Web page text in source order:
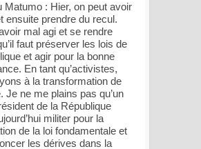
Matumo : Hier, on peut avoir
ensuite prendre du recul.
mal agi et se rendre
faut préserver les lois de
et agir pour la bonne
En tant qu’activistes,
à la transformation de
Je ne me plains pas qu’un
de la République
militer pour la
de la loi fondamentale et
les dérives dans la